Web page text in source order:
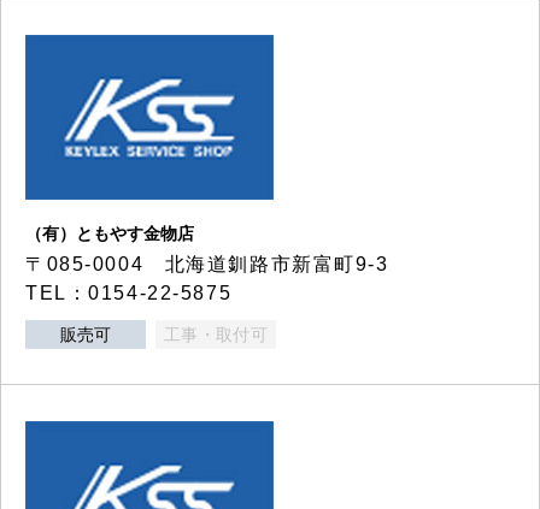
（有）ともやす金物店
〒085-0004 北海道釧路市新富町9-3
TEL：0154-22-5875
販売可 工事・取付可